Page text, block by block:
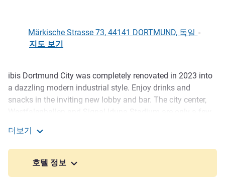
Märkische Strasse 73, 44141 DORTMUND, 독일 -
지도 보기
호텔설명
ibis Dortmund City was completely renovated in 2023 into
a dazzling modern industrial style. Enjoy drinks and
snacks in the inviting new lobby and bar. The city center,
Our hotel has 97 air-conditioned, non-smoking rooms with
innovative Sweet Bed by ibis beds. Free WiFi throughout
the hotel.
더보기
호텔 정보